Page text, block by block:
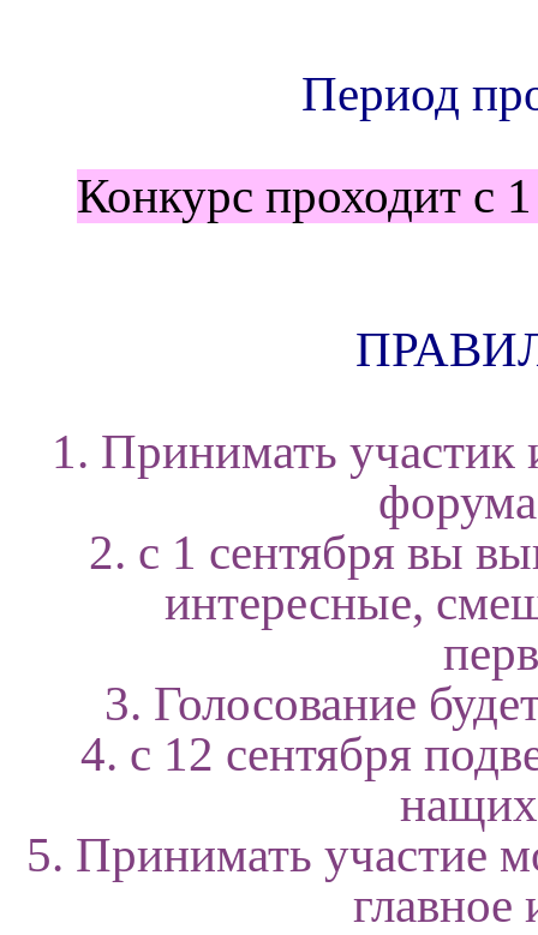
Период
Конкурс проходит с
1. Принимать участик
2. с 1 сентября вы
интересные,
3. Голосование
4. с 12 сентября
5. Принимать участие
главное